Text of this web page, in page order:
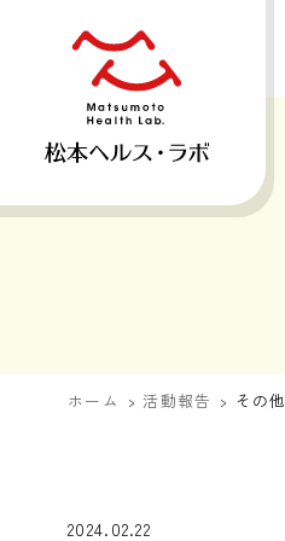
ホーム 活動報告 その他
2024.02.22